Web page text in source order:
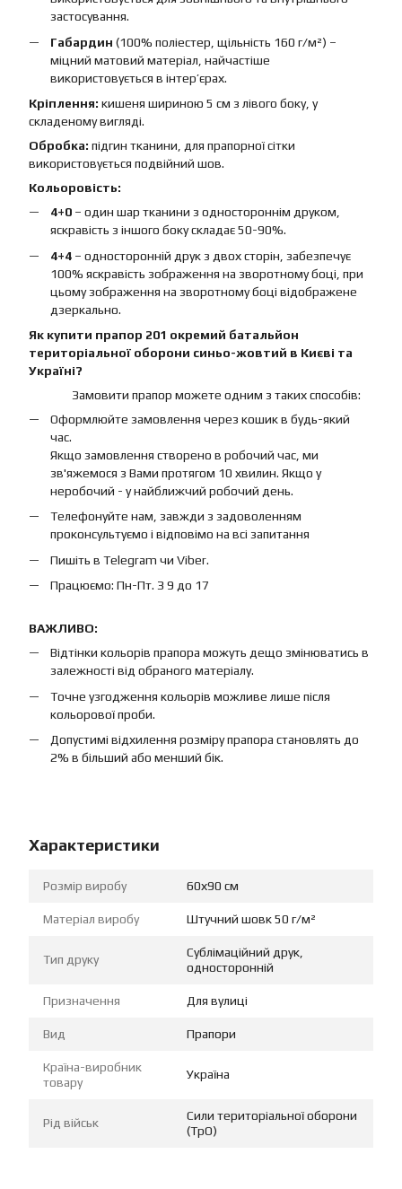
застосування.
Габардин (100% поліестер, щільність 160 г/м²) –
міцний матовий матеріал, найчастіше
використовується в інтер’єрах.
Кріплення: кишеня шириною 5 см з лівого боку, у
складеному вигляді.
Обробка: підгин тканини, для прапорної сітки
використовується подвійний шов.
Кольоровість:
4+0 – один шар тканини з одностороннім друком,
яскравість з іншого боку складає 50-90%.
4+4 – односторонній друк з двох сторін, забезпечує
100% яскравість зображення на зворотному боці, при
цьому зображення на зворотному боці відображене
дзеркально.
Як купити прапор 201 окремий батальйон
територіальної оборони синьо-жовтий в Києві та
Україні?
Замовити прапор можете одним з таких способів:
Оформлюйте замовлення через кошик в будь-який
час.
Якщо замовлення створено в робочий час, ми
зв'яжемося з Вами протягом 10 хвилин. Якщо у
неробочий - у найближчий робочий день.
Телефонуйте нам, завжди з задоволенням
проконсультуємо і відповімо на всі запитання
Пишіть в Telegram чи Viber.
Працюємо: Пн-Пт. З 9 до 17
ВАЖЛИВО:
Відтінки кольорів прапора можуть дещо змінюватись в
залежності від обраного матеріалу.
Точне узгодження кольорів можливе лише після
кольорової проби.
Допустимі відхилення розміру прапора становлять до
2% в більший або менший бік.
Характеристики
Розмір виробу 60х90 см
Матеріал виробу Штучний шовк 50 г/м²
Тип друку
Сублімаційний друк,
односторонній
Призначення Для вулиці
Вид Прапори
Країна-виробник
товару
Україна
Рід військ
Сили територіальної оборони
(ТрО)